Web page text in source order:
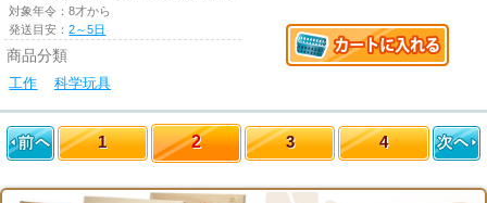
対象年令：8才から
発送目安：2～5日
商品分類
工作 科学玩具
1 2 3 4